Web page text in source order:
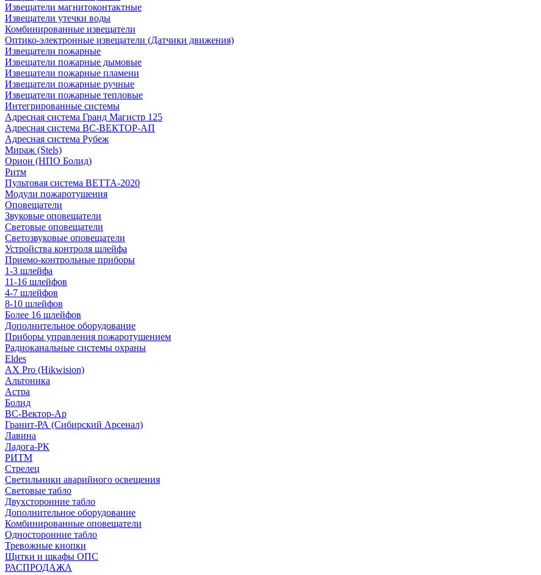
Извещатели магнитоконтактные
Извещатели утечки воды
Комбинированные извещатели
Оптико-электронные извещатели (Датчики движения)
Извещатели пожарные
Извещатели пожарные дымовые
Извещатели пожарные пламени
Извещатели пожарные ручные
Извещатели пожарные тепловые
Интегрированные системы
Адресная система Гранд Магистр 125
Адресная система ВС-ВЕКТОР-АП
Адресная система Рубеж
Мираж (Stels)
Орион (НПО Болид)
Ритм
Пультовая система ВЕТТА-2020
Модули пожаротушения
Оповещатели
Звуковые оповещатели
Световые оповещатели
Светозвуковые оповещатели
Устройства контроля шлейфа
Приемо-контрольные приборы
1-3 шлейфа
11-16 шлейфов
4-7 шлейфов
8-10 шлейфов
Более 16 шлейфов
Дополнительное оборудование
Приборы управления пожаротушением
Радиоканальные системы охраны
Eldes
AX Pro (Hikwision)
Альтоника
Астра
Болид
ВС-Вектор-Ар
Гранит-РА (Сибирский Арсенал)
Лавина
Ладога-РК
РИТМ
Стрелец
Светильники аварийного освещения
Световые табло
Двухсторонние табло
Дополнительное оборудование
Комбинированные оповещатели
Односторонние табло
Тревожные кнопки
Щитки и шкафы ОПС
РАСПРОДАЖА